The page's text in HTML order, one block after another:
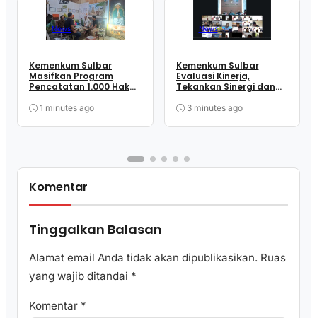
News
Kemenkum Sulbar
Masifkan Program
Pencatatan 1.000 Hak
Pengayoman Ke-81
1 minutes ago
News
Kemenkum Sulbar
Evaluasi Kinerja,
Tekankan Sinergi dan
Pelayanan
3 minutes ago
Komentar
Tinggalkan Balasan
Alamat email Anda tidak akan dipublikasikan. Ruas
yang wajib ditandai *
Komentar *